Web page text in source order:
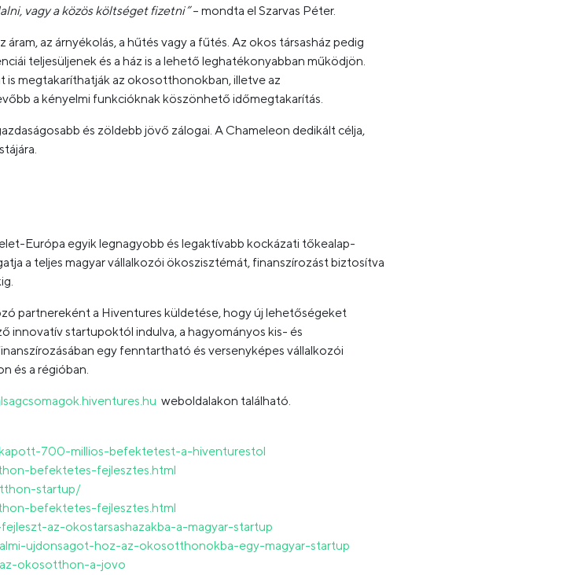
vagy a közös költséget fizetni”– mondta el Szarvas Péter.
az árnyékolás, a hűtés vagy a fűtés. Az okos társasház pedig
teljesüljenek és a ház is a lehető leghatékonyabban működjön.
is megtakaríthatják az okosotthonokban, illetve az
a kényelmi funkcióknak köszönhető időmegtakarítás.
és zöldebb jövő zálogai. A Chameleon dedikált célja,
Európa egyik legnagyobb és legaktívabb kockázati tőkealap-
a teljes magyar vállalkozói ökoszisztémát, finanszírozást biztosítva
partnereként a Hiventures küldetése, hogy új lehetőségeket
innovatív startupoktól indulva, a hagyományos kis- és
egy fenntartható és versenyképes vállalkozói
és a régióban.
weboldalakon található.
700-millios-befektetest-a-hiventurestol
befektetes-fejlesztes.html
startup/
befektetes-fejlesztes.html
az-okostarsashazakba-a-magyar-startup
ujdonsagot-hoz-az-okosotthonokba-egy-magyar-startup
az-okosotthon-a-jovo